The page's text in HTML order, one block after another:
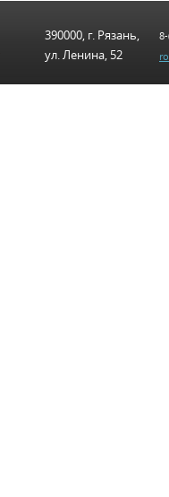
390000, г. Рязань,
ул. Ленина, 52